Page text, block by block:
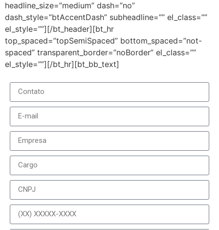
headline_size=”medium” dash=”no”
dash_style=”btAccentDash” subheadline=”” el_class=””
el_style=””][/bt_header][bt_hr
top_spaced=”topSemiSpaced” bottom_spaced=”not-
spaced” transparent_border=”noBorder” el_class=””
el_style=””][/bt_hr][bt_bb_text]